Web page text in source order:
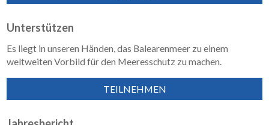
Unterstützen
Es liegt in unseren Händen, das Balearenmeer zu einem
weltweiten Vorbild für den Meeresschutz zu machen.
TEILNEHMEN